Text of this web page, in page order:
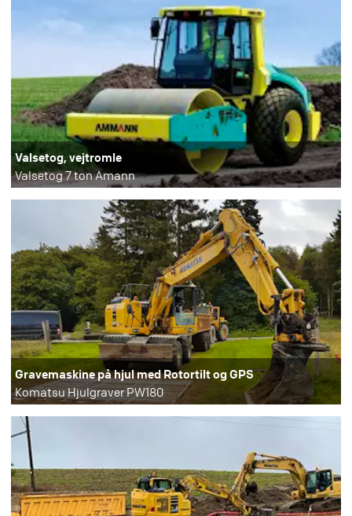
Valsetog, vejtromle
Valsetog 7 ton Amann
Gravemaskine på hjul med Rotortilt og GPS
Komatsu Hjulgraver PW180